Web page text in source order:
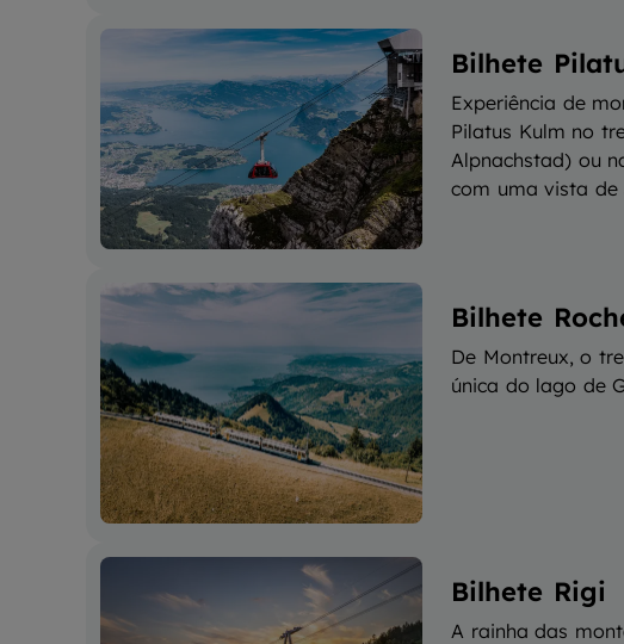
Bilhete
Experiência de
Pilatus Kulm no
Alpnachstad) ou
com uma vista de
Bilhete
De Montreux, o
única do lago de
Bilhete Rigi
A rainha das